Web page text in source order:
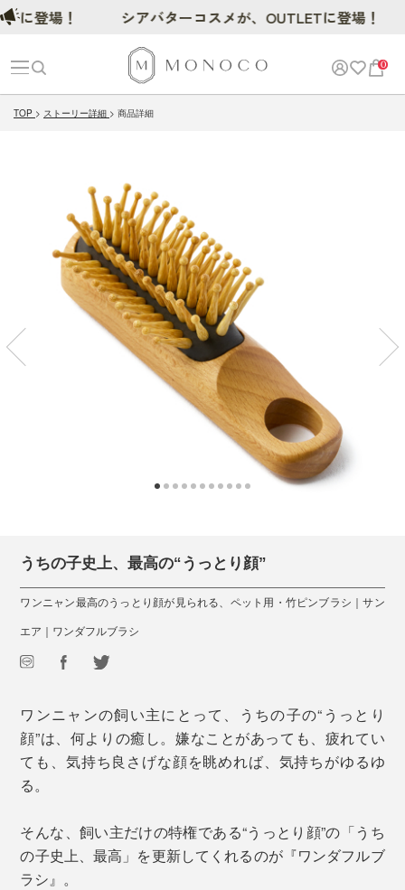
0
TOP ストーリー詳細 商品詳細
うちの子史上、最高の“うっとり顔”
ワンニャン最高のうっとり顔が見られる、ペット用・竹ピンブラシ｜サン
エア｜ワンダフルブラシ
ワンニャンの飼い主にとって、うちの子の“うっとり
顔”は、何よりの癒し。嫌なことがあっても、疲れてい
ても、気持ち良さげな顔を眺めれば、気持ちがゆるゆ
る。
そんな、飼い主だけの特権である“うっとり顔”の「うち
の子史上、最高」を更新してくれるのが『ワンダフルブ
ラシ』。
場！ シアバターコスメが、OUTLETに登場！